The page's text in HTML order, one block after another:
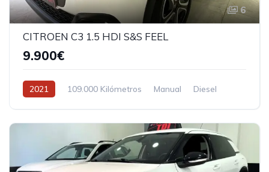
6
CITROEN C3 1.5 HDI S&S FEEL
9.900€
2021 109.000 Kilómetros Manual Diesel